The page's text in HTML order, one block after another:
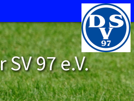
SV 97 e.V.